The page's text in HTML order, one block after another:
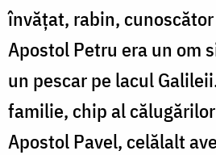
învățat, rabin,
Apostol Petru era un om
un pescar pe lacul
familie, chip al
Apostol Pavel, celălalt